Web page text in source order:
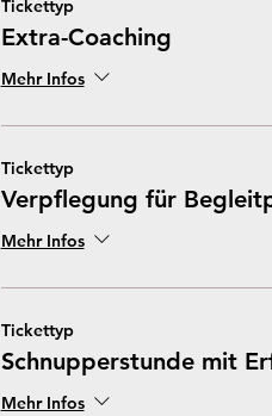
Tickettyp
Extra-Coaching
Mehr Infos
Tickettyp
Verpflegung für
Mehr Infos
Tickettyp
Schnupperstunde mit
Mehr Infos